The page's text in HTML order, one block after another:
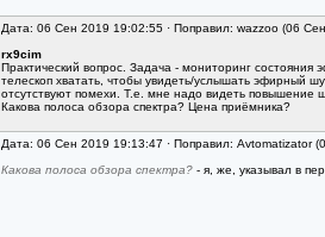
Дата: 06 Сен 2019 19:02:55 · Поправил: wazzoo (06
rx9cim
Практический вопрос. Задача - мониторинг
телескоп хватать, чтобы увидеть/услышать эфирный
отсутствуют помехи. Т.е. мне надо видеть
Какова полоса обзора спектра? Цена приёмника?
Дата: 06 Сен 2019 19:13:47 · Поправил: Avtomatizator
Какова полоса обзора спектра? - я, же, указывал в